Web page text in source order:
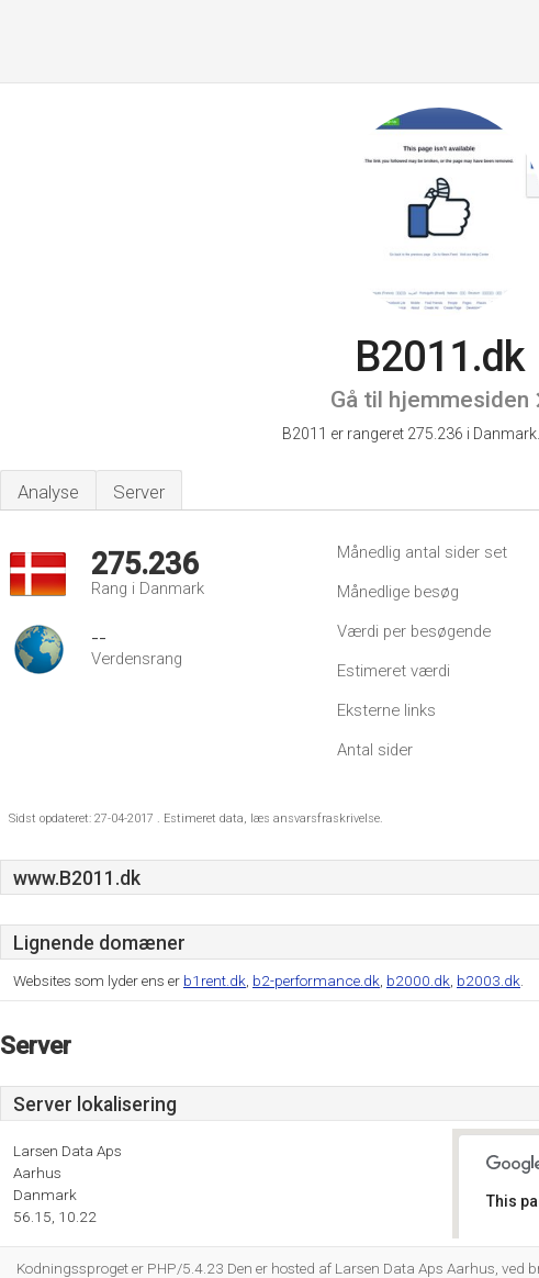
B2011.dk
Gå til hjemmesiden
B2011 er rangeret 275.236 i Danmark.
Analyse Server
275.236
Rang i Danmark
--
Verdensrang
Månedlig antal sider set
Månedlige besøg
Værdi per besøgende
Estimeret værdi
Eksterne links
Antal sider
Sidst opdateret: 27-04-2017 . Estimeret data, læs ansvarsfraskrivelse.
www.B2011.dk
Lignende domæner
Websites som lyder ens er b1rent.dk b2-performance.dk b2000.dk b2003.dk
Server
Server lokalisering
Larsen Data Aps
Aarhus
Danmark
56.15, 10.22
This
Kodningssproget er PHP/5.4.23 Den er hosted af Larsen Data Aps Aarhus, ved